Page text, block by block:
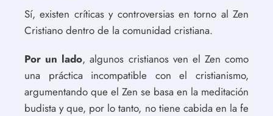
Sí, existen críticas y controversias en torno al Zen
Cristiano dentro de la comunidad cristiana.
Por un lado, algunos cristianos ven el Zen como
una práctica incompatible con el cristianismo,
argumentando que el Zen se basa en la meditación
budista y que, por lo tanto, no tiene cabida en la fe